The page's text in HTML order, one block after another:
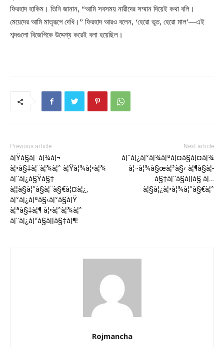
ফিরহাদ হাকিম। তিনি জানান, “আমি সবসময় নারীদের সম্মান দিয়েই কথা বলি।
মেয়েদের আমি মাতৃরূপে দেখি।” ফিরহাদ আরও বলেন, ‘হেরো ভুত, হেরো মাল’—এই
শব্দগুলো বিজেপিকে উদ্দেশ্য করেই বলা হয়েছিল।
Previous article
à¦Ÿà§à¦¯à¦¾à¦¬
à¦•à§‡à¦¨à¦¾à¦° à¦Ÿà¦¾à¦•à¦¾
à¦¨à¦¿à§Ÿà§‡
à¦¦à§à¦°à§à¦¨à§€à¦¤à¦¿,
à¦°à¦¿à¦ªà§‹à¦°à§à¦Ÿ
à¦ªà§‡à¦¶ à¦•à¦°à¦¾à¦°
à¦¨à¦¿à¦°à§à¦¦à§‡à¦¶!
Next article
à¦¨à¦¿à¦°à¦¾à¦ªà¦¤à§à¦¤à¦¾
à¦¬à¦¾à§œà¦²à§‹ à¦¶à§à¦­
à§‡à¦¨à§à¦¦à§ à¦…
à¦§à¦¿à¦•à¦¾à¦°à§€à¦°
Rojmancha